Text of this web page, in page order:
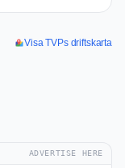
Visa TVPs driftskarta
ADVERTISE HERE